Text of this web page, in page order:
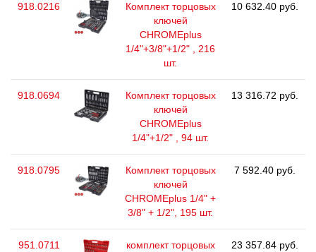
918.0216
Комплект торцовых
ключей
CHROMEplus
1/4"+3/8"+1/2" , 216
шт.
10 632.40 руб.
918.0694
Комплект торцовых
ключей
CHROMEplus
1/4"+1/2" , 94 шт.
13 316.72 руб.
918.0795
Комплект торцовых
ключей
CHROMEplus 1/4" +
3/8" + 1/2", 195 шт.
7 592.40 руб.
951.0711
комплект торцовых
23 357.84 руб.